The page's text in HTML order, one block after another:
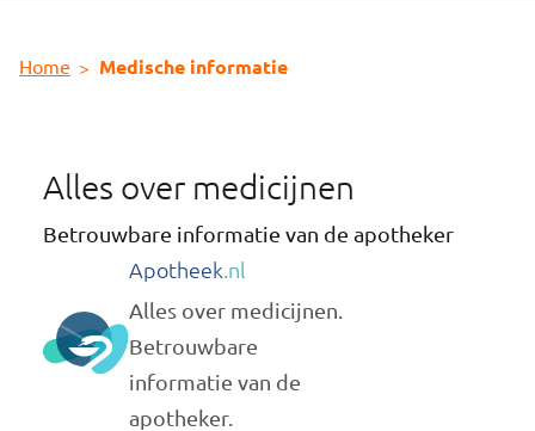
Home Medische informatie
Alles over medicijnen
Betrouwbare informatie van de apotheker
Apotheek.nl
Alles over medicijnen.
Betrouwbare
informatie van de
apotheker.